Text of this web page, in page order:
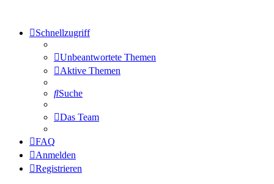
Schnellzugriff
Unbeantwortete Themen
Aktive Themen
Suche
Das Team
FAQ
Anmelden
Registrieren